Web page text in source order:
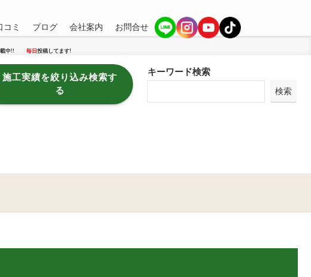
コミ
中!!
ブログ
毎日 投稿してます!
会社案内 お問合せ
施工実績を絞り込み検索す
る
キーワード検索
検索